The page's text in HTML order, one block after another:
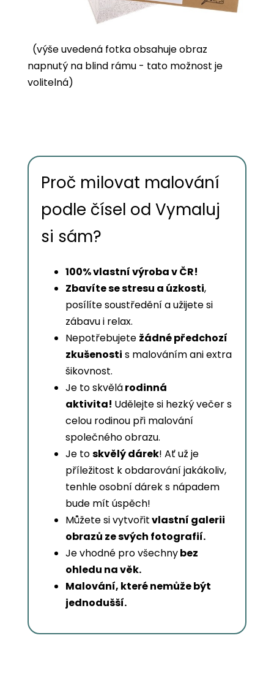
(výše uvedená fotka obsahuje obraz
napnutý na blind rámu - tato možnost je
volitelná)
Proč milovat malování
podle čísel od Vymaluj
si sám?
100% vlastní výroba v ČR!
Zbavíte se stresu a úzkosti,
posílíte soustředění a užijete si
zábavu i relax.
Nepotřebujete žádné předchozí
zkušenosti s malováním ani extra
šikovnost.
Je to skvělárodinná
aktivita! Udělejte si hezký večer s
celou rodinou při malování
společného obrazu.
Je toskvělý dárek! Ať už je
příležitost k obdarování jakákoliv,
tenhle osobní dárek s nápadem
bude mít úspěch!
Můžete si vytvořitvlastní galerii
obrazů ze svých fotografií.
Je vhodné pro všechnybez
ohledu na věk.
Malování, které nemůže být
jednodušší.